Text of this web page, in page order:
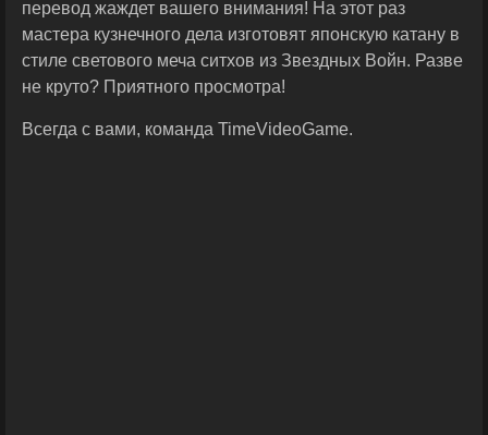
перевод жаждет вашего внимания! На этот раз
мастера кузнечного дела изготовят японскую катану в
стиле светового меча ситхов из Звездных Войн. Разве
не круто? Приятного просмотра!
Всегда с вами, команда TimeVideoGame.